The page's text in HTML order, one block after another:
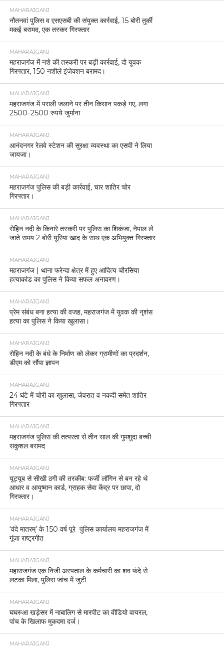
MAHARAJGANJ
नौतनवां पुलिस व एसएसबी की संयुक्त कार्रवाई, 15 बोरी तुर्की
मकई बरामद, एक तस्कर गिरफ्तार
MAHARAJGANJ
महराजगंज में नशे की तस्करी पर बड़ी कार्रवाई, दो युवक
गिरफ्तार, 150 नशीले इंजेक्शन बरामद।
MAHARAJGANJ
महराजगंज में पराली जलाने पर तीन किसान पकड़े गए, लगा
2500-2500 रुपये जुर्माना
MAHARAJGANJ
आनंदनगर रेलवे स्टेशन की सुरक्षा व्यवस्था का एसपी ने लिया
जायजा।
MAHARAJGANJ
महराजगंज पुलिस की बड़ी कार्रवाई, चार शातिर चोर
गिरफ्तार।
MAHARAJGANJ
रोहिन नदी के किनारे तस्करी पर पुलिस का शिकंजा, नेपाल ले
जाते समय 2 बोरी यूरिया खाद के साथ एक अभियुक्त गिरफ्तार
MAHARAJGANJ
महराजगंज | थाना फरेन्दा क्षेत्र में हुए आदित्य चौरसिया
हत्याकांड का पुलिस ने किया सफल अनावरण।
MAHARAJGANJ
प्रेम संबंध बना हत्या की वजह, महराजगंज में युवक की नृशंस
हत्या का पुलिस ने किया खुलासा।
MAHARAJGANJ
रोहिन नदी के बंधे के निर्माण को लेकर ग्रामीणों का प्रदर्शन,
डीएम को सौंपा ज्ञापन
MAHARAJGANJ
24 घंटे में चोरी का खुलासा, जेवरात व नकदी समेत शातिर
गिरफ्तार
MAHARAJGANJ
महराजगंज पुलिस की तत्परता से तीन साल की गुमशुदा बच्ची
सकुशल बरामद
MAHARAJGANJ
यूट्यूब से सीखी ठगी की तरकीब: फर्जी लॉगिन से बन रहे थे
आधार व आयुष्मान कार्ड, ग्राहक सेवा केंद्र पर छापा, दो
गिरफ्तार।
MAHARAJGANJ
‘वंदे मातरम्’ के 150 वर्ष पूरे पुलिस कार्यालय महराजगंज में
गूंजा राष्ट्रगीत
MAHARAJGANJ
महाराजगंज एक निजी अस्पताल के कर्मचारी का शव फंदे से
लटका मिला, पुलिस जांच में जुटी
MAHARAJGANJ
घघरुआ खड़ेसर में नाबालिग से मारपीट का वीडियो वायरल,
पांच के खिलाफ मुकदमा दर्ज।
MAHARAJGANJ